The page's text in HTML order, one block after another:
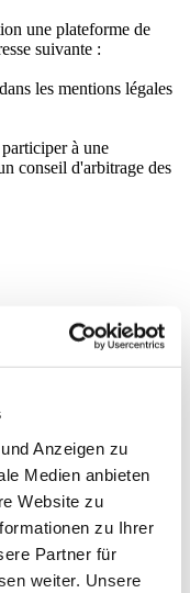
Anzeigen zu
Medien anbieten
Website zu
zu Ihrer
Partner für
weiter. Unsere
une plateforme de
suivante :
les mentions légales
à une
conseil d'arbitrage des